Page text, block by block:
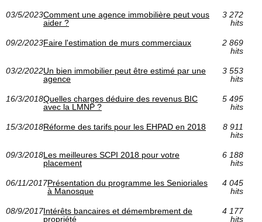
03/5/2023Comment une agence immobilière peut vous
aider ?
3 272
hits
09/2/2023Faire l'estimation de murs commerciaux
2 869
hits
03/2/2022Un bien immobilier peut être estimé par une
agence
3 553
hits
16/3/2018Quelles charges déduire des revenus BIC
avec la LMNP ?
5 495
hits
15/3/2018Réforme des tarifs pour les EHPAD en 2018
8 911
hits
09/3/2018Les meilleures SCPI 2018 pour votre
placement
6 188
hits
06/11/2017Présentation du programme les Senioriales
à Manosque
4 045
hits
08/9/2017Intérêts bancaires et démembrement de
propriété
4 177
hits